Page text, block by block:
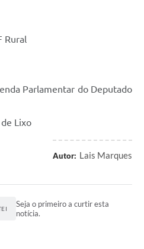
Rural
Parlamentar do Deputado
Lixo
Autor: Lais Marques
Seja o primeiro a curtir esta
notícia.